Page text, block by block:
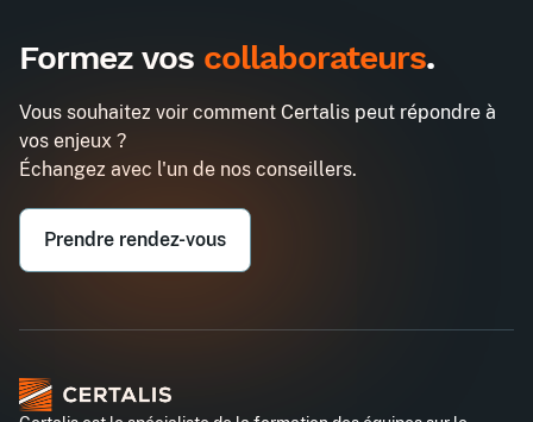
Optimiser ses écrits professionnels
Entreprise*
Téléphone professionnel*
Formez vos collaborateurs.
Vous souhaitez voir comment Certalis peut répondre à
vos enjeux ?
Échangez avec l'un de nos conseillers.
Prendre rendez-vous